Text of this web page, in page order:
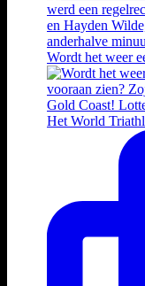
Wordt het weer
Het World